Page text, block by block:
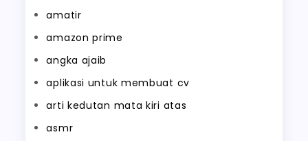
amatir
amazon prime
angka ajaib
aplikasi untuk membuat cv
arti kedutan mata kiri atas
asmr